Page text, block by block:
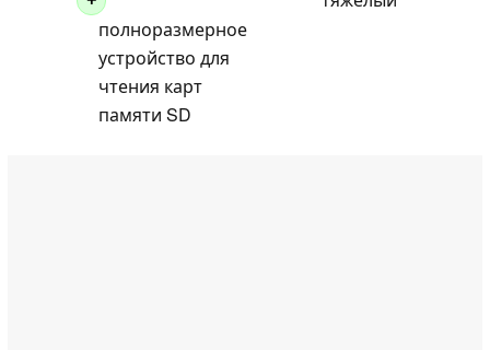
полноразмерное
устройство для
чтения карт
памяти SD